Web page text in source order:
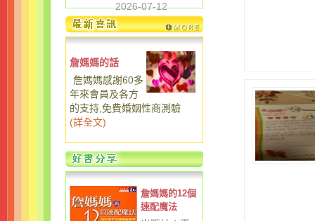
2026-07-12
詹媽媽的話
詹媽媽感謝60多
年來會員及各方
的支持,免費婚姻性商測驗
(詳全文)
詹媽媽的12個
速配魔法